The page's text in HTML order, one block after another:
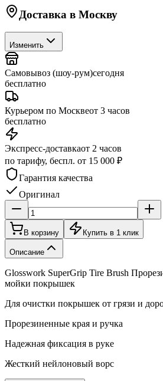
Доставка в Москву
Изменить
Самовывоз (шоу-рум)сегодня
бесплатно
Курьером по Москвеот 3 часов
бесплатно
Экспресс-доставкаот 2 часов
по тарифу, беспл. от 15 000 ₽
Гарантия качества
Оригинал
В корзину Купить в 1 клик
Описание
Glosswork SuperGrip Tire Brush
мойки покрышек
Для очистки покрышек от грязи и
Прорезиненные края и ручка
Надежная фиксация в руке
Жесткий нейлоновый ворс